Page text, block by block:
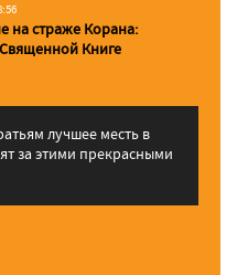
на страже Корана:
Книге
лучшее месть в
за этими прекрасными